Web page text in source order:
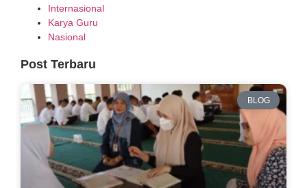
Internasional
Karya Guru
Nasional
Post Terbaru
BLOG